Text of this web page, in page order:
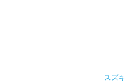
スズキ